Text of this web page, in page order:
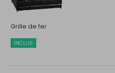
Grille de fer
INCLUS